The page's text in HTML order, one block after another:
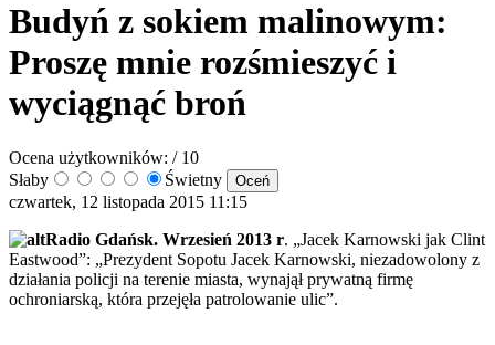
Budyń z sokiem malinowym:
Proszę mnie rozśmieszyć i
wyciągnąć broń
Ocena użytkowników: / 10
Słaby
Świetny
czwartek, 12 listopada 2015 11:15
Radio Gdańsk. Wrzesień 2013 r. „Jacek Karnowski jak Clint
Eastwood”: „Prezydent Sopotu Jacek Karnowski, niezadowolony z
działania policji na terenie miasta, wynajął prywatną firmę
ochroniarską, która przejęła patrolowanie ulic”.